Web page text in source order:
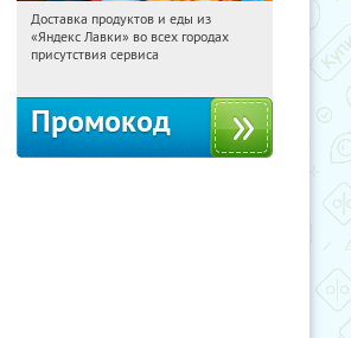
06:16:55 Получили:
Россия
Доставка продуктов и еды из
«Яндекс Лавки» во всех городах
присутствия сервиса
Промокод